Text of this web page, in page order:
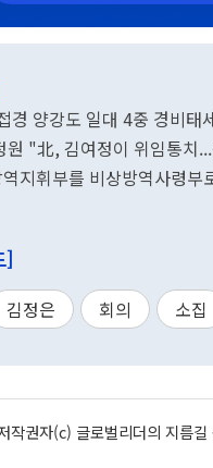
경 양강도 일대 4중 경비
원 "北, 김여정이 위임통치
지휘부를 비상방역사령
]
김정은 회의 소집
작권자(c) 글로벌리더의 지름